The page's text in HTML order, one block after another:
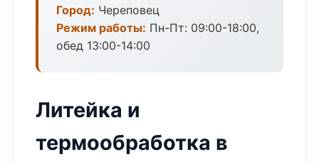
Город: Череповец
Режим работы: Пн-Пт: 09:00-18:00,
обед 13:00-14:00
Литейка и
термообработка в